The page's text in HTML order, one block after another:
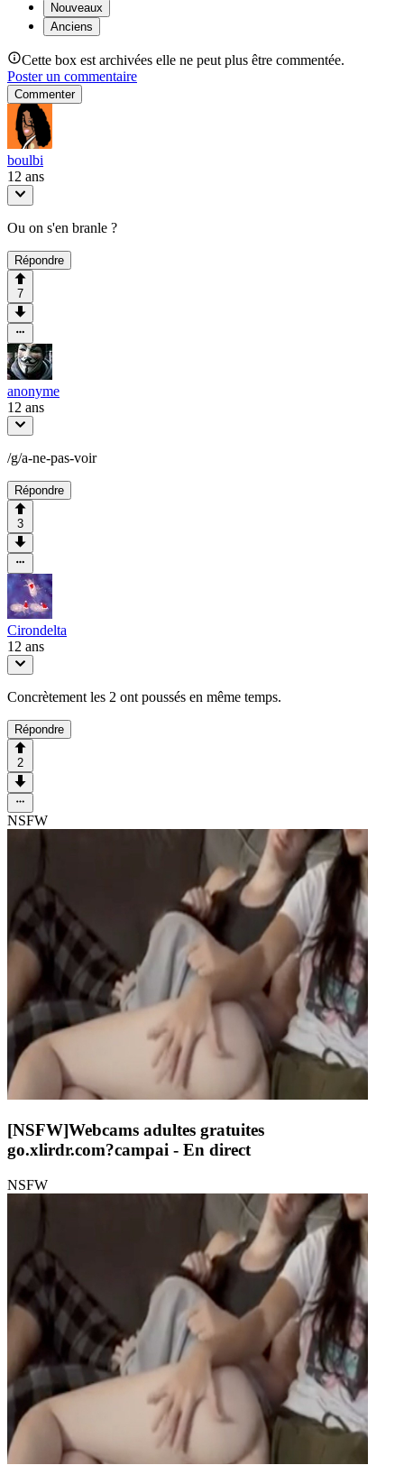
Nouveaux
Anciens
Cette box est archivées elle ne peut plus être commentée.
Poster un commentaire
Commenter
boulbi
12 ans
Ou on s'en branle ?
Répondre
7
anonyme
12 ans
/g/a-ne-pas-voir
Répondre
3
Cirondelta
12 ans
Concrètement les 2 ont poussés en même temps.
Répondre
2
NSFW
[NSFW]Webcams adultes gratuites
go.xlirdr.com?campai - En direct
NSFW